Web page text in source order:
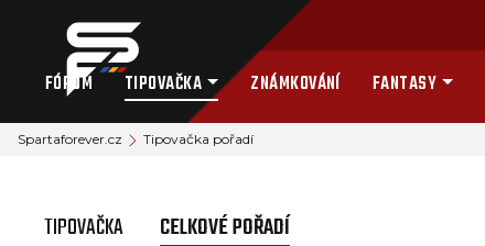
FÓRUM TIPOVAČKA ZNÁMKOVÁNÍ FANTASY
Spartaforever.cz Tipovačka pořadí
TIPOVAČKA CELKOVÉ POŘADÍ